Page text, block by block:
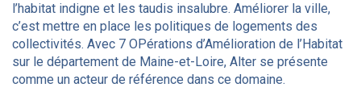
l’habitat indigne et les taudis insalubre. Améliorer la ville,
c’est mettre en place les politiques de logements des
collectivités. Avec 7 OPérations d’Amélioration de l’Habitat
sur le département de Maine-et-Loire, Alter se présente
comme un acteur de référence dans ce domaine.